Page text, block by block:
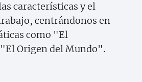
características y el
centrándonos en
como "El
Origen del Mundo".